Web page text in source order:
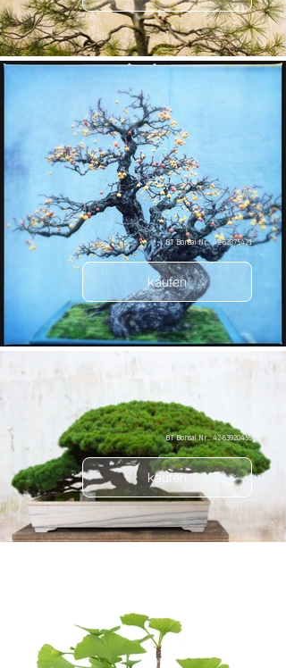
BT Bonsai Nr.: 42-62875421
kaufen
BT Bonsai Nr.: 42-63920459
kaufen